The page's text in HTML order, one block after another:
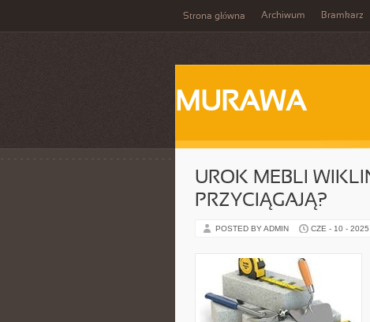
Strona główna Archiwum Bramkarz
MURAWA
UROK MEBLI
PRZYCIĄGAJĄ?
POSTED BY ADMIN CZE - 10 - 2025